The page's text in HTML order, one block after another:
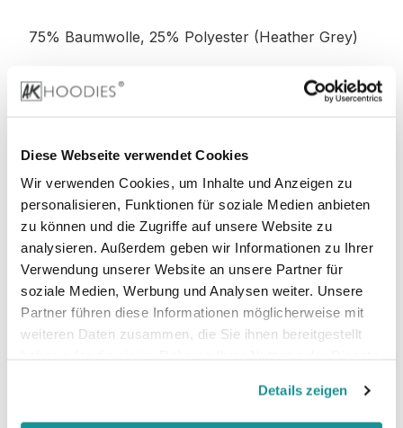
Diese Webseite verwendet Cookies
Wir verwenden Cookies, um Inhalte und Anzeigen zu
personalisieren, Funktionen für soziale Medien anbieten
zu können und die Zugriffe auf unsere Website zu
analysieren. Außerdem geben wir Informationen zu Ihrer
Verwendung unserer Website an unsere Partner für
soziale Medien, Werbung und Analysen weiter. Unsere
Partner führen diese Informationen möglicherweise mit
weiteren Daten zusammen, die Sie ihnen bereitgestellt
Details zeigen
75% Baumwolle, 25% Polyester (Heather Grey)
52% Baumwolle, 48% Polyester (Charcoal)
Heather)
Stoffgewicht : 280 g/m²
Zertifizierungen: